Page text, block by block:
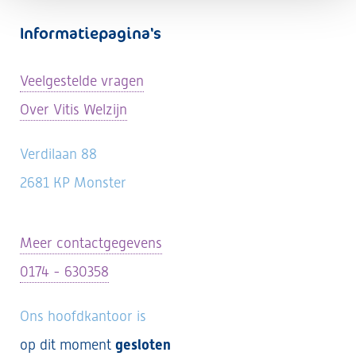
Informatiepagina's
Veelgestelde vragen
Over Vitis Welzijn
Verdilaan 88
2681 KP Monster
Meer contactgegevens
0174 - 630358
Ons hoofdkantoor is
op dit moment gesloten